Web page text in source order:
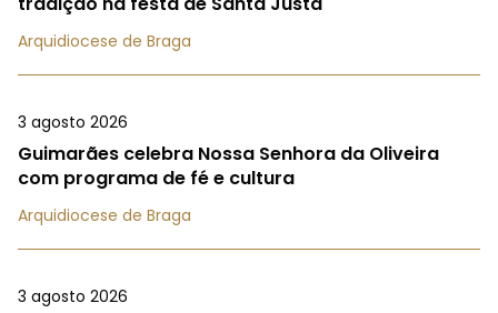
Arquidiocese de Braga
3 agosto 2026
Guimarães celebra Nossa Senhora da Oliveira
com programa de fé e cultura
Arquidiocese de Braga
3 agosto 2026